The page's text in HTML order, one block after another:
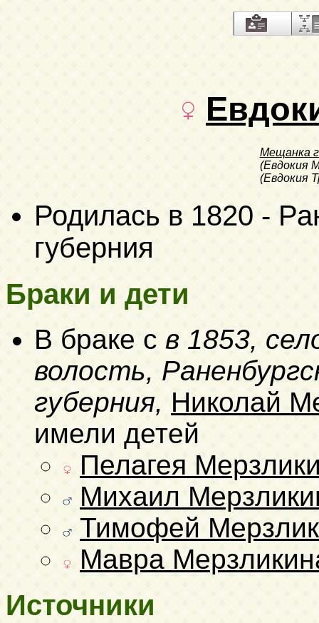
Мещанка
(Евдокия
(Евдокия
Родилась в 1820 -
губерния
Браки и дети
В браке с в 1853,
волость,
губерния, Николай
имели детей
Пелагея
Михаил
Тимофей
Мавра
Источники